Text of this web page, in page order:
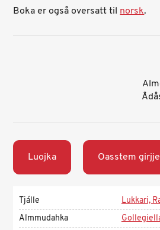
Boka er også oversatt tilnorsk.
Luojka Oasstem
Tjálle
Lukkari,
Almmudahka